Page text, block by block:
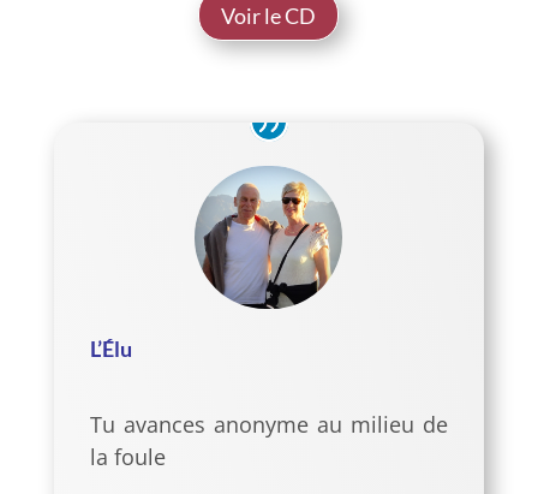
Voir le CD
L’Élu
Tu avances anonyme au milieu de
la foule